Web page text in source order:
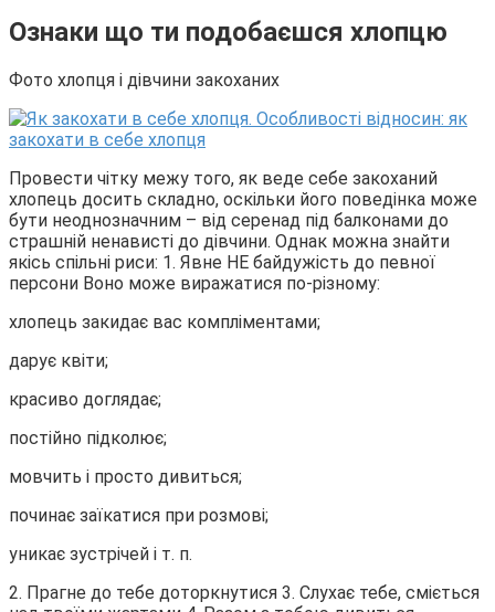
Ознаки що ти подобаєшся хлопцю
Фото хлопця і дівчини закоханих
Провести чітку межу того, як веде себе закоханий
хлопець досить складно, оскільки його поведінка може
бути неоднозначним – від серенад під балконами до
страшній ненависті до дівчини. Однак можна знайти
якісь спільні риси: 1. Явне НЕ байдужість до певної
персони Воно може виражатися по-різному:
хлопець закидає вас компліментами;
дарує квіти;
красиво доглядає;
постійно підколює;
мовчить і просто дивиться;
починає заїкатися при розмові;
уникає зустрічей і т. п.
2. Прагне до тебе доторкнутися 3. Слухає тебе, сміється